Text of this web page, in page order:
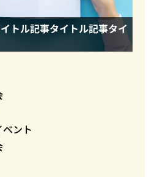
トル記事タイトル記事タイ
ント